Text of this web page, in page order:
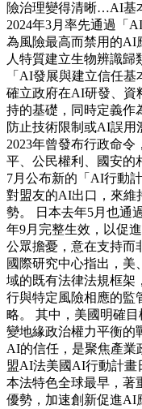
險治理變得清晰…AI基
2024年3月率先通過「
為風險最高而禁用的AI
人特質建立生物辨識歸
「AI發展與建立信任
確立政府在AI研發、資
持的基礎，同時定義作
防止技術限制或AI誤用
2023年曾發布行政命
平、公民權利、國安的
7月公布新的「AI行動
對盟友的AI出口，來維
勢。 日本去年5月也通
年9月完整生效，以促
公眾擔憂，意在支持而
國際研究中心指出，美
域的既有法律法規框架
行與特定風險相應的監
略。 其中，美國明確
變地緣政治權力平衡的
AI的信任，是聚焦產業
盟AI法美國AI行動計
本法特色全球最早，著
優勢，加速創新促進AI